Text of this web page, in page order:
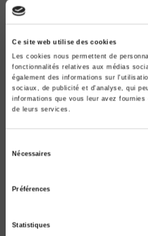
Ce site web utilise des cookies
Les cookies nous permettent de
fonctionnalités relatives aux médias
également des informations sur
sociaux, de publicité et d'analyse, qui
informations que vous leur avez
de leurs services.
Nécessaires
Préférences
Statistiques